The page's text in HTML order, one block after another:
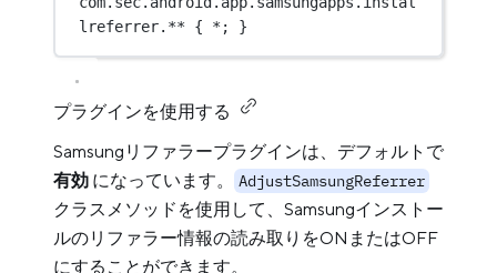
lreferrer.** { * ; }
プラグインを使用する
Samsungリファラープラグインは、デフォルトで
有効 になっています。 AdjustSamsungReferrer
クラスメソッドを使用して、Samsungインストー
ルのリファラー情報の読み取りをONまたはOFF
にすることができます。